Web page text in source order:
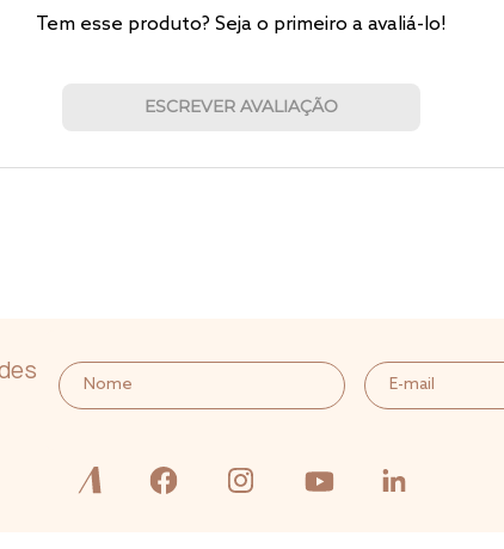
Tem esse produto? Seja o primeiro a avaliá-lo!
ESCREVER AVALIAÇÃO